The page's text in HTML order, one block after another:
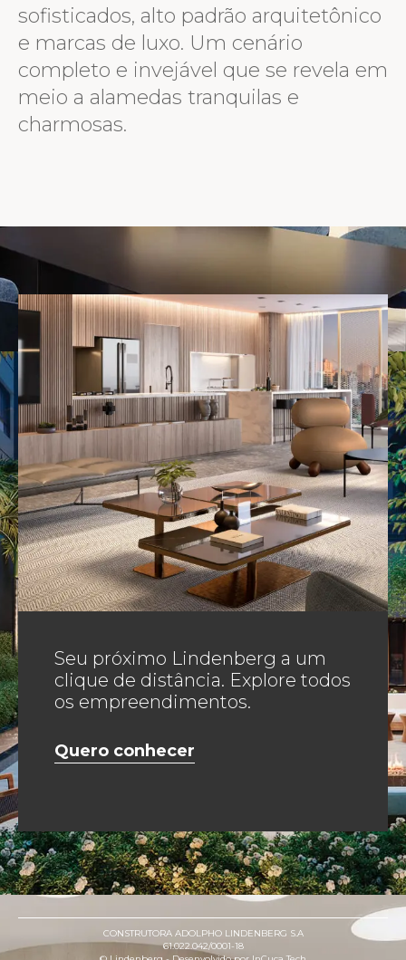
Academia
Fitness com design by Cia
Infraestura gourmet no terraço
social
sofisticados, alto padrão arquitetônico
e marcas de luxo. Um cenário
completo e invejável que se revela em
meio a alamedas tranquilas e
charmosas.
Seu próximo Lindenberg a um
clique de distância. Explore todos
os empreendimentos.
Quero conhecer
CONSTRUTORA ADOLPHO LINDENBERG S.A
61.022.042/0001-18